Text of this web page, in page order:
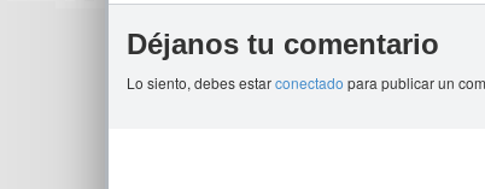
Déjanos tu comentario
Lo siento, debes estarconectado para publicar un